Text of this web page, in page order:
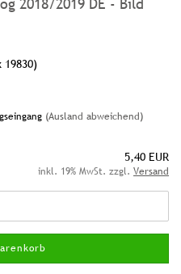
19830)
(Ausland abweichend)
5,40 EUR
inkl. 19% MwSt. zzgl. Versand